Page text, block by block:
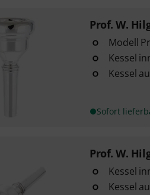
Prof. W.
Modell
Kessel
Kessel
Sofort
Prof. W.
Kessel
Kessel